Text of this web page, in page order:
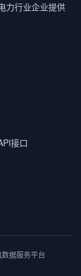
力行业企业提供
接口
据服务平台